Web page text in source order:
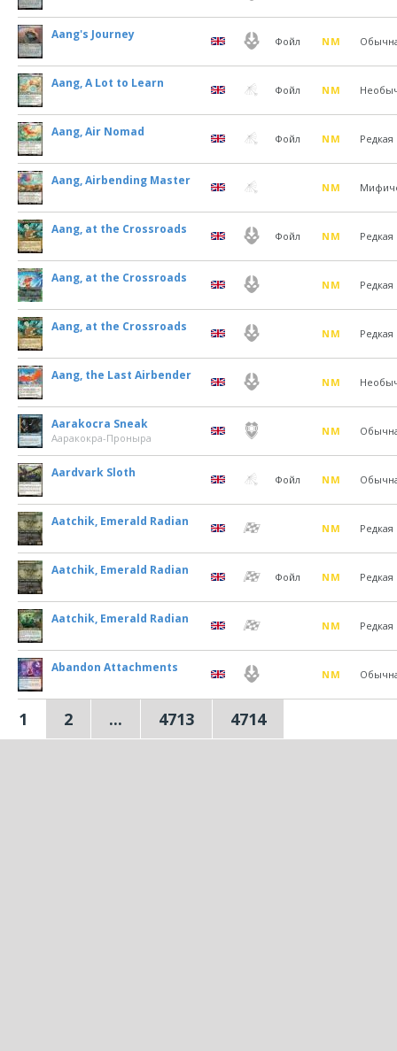
Aang's Journey Фойл NM
Aang, A Lot to Learn Фойл NM
Aang, Air Nomad Фойл NM Редкая
Aang, Airbending Master NM
Aang, at the Crossroads Фойл NM Редкая
Aang, at the Crossroads NM Редкая
Aang, at the Crossroads NM Редкая
Aang, the Last Airbender NM
Aarakocra Sneak
Ааракокра-Проныра
NM
Aardvark Sloth Фойл NM
Aatchik, Emerald Radian NM Редкая
Aatchik, Emerald Radian Фойл NM Редкая
Aatchik, Emerald Radian NM Редкая
Abandon Attachments NM
1 2 ... 4713 4714